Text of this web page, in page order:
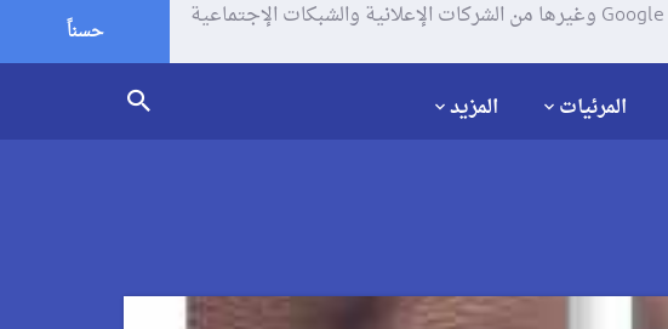
يستخدم موقعنا ملفات تعريف الإرتباط (الكوكيز) لتحليل زياراتك وإستخدامك للموقع و تتم مشاركة بعض المعلومات مع Google وغيرها من الشركات الإعلانية والشبكات الإجتماعية
حسناً
المرئيات المزيد